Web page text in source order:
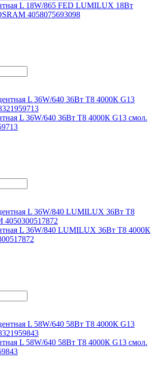
L 18W/865 FED LUMILUX 18Вт
4058075693098
L 36W/640 36Вт T8 4000К G13 смол.
L 36W/840 LUMILUX 36Вт T8 4000К
L 58W/640 58Вт T8 4000К G13 смол.